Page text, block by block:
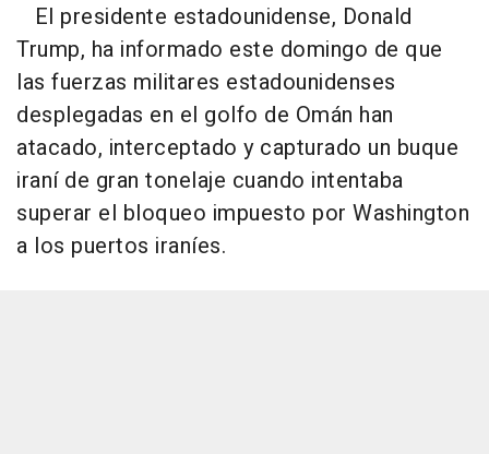
El presidente estadounidense, Donald
Trump, ha informado este domingo de que
las fuerzas militares estadounidenses
desplegadas en el golfo de Omán han
atacado, interceptado y capturado un buque
iraní de gran tonelaje cuando intentaba
superar el bloqueo impuesto por Washington
a los puertos iraníes.